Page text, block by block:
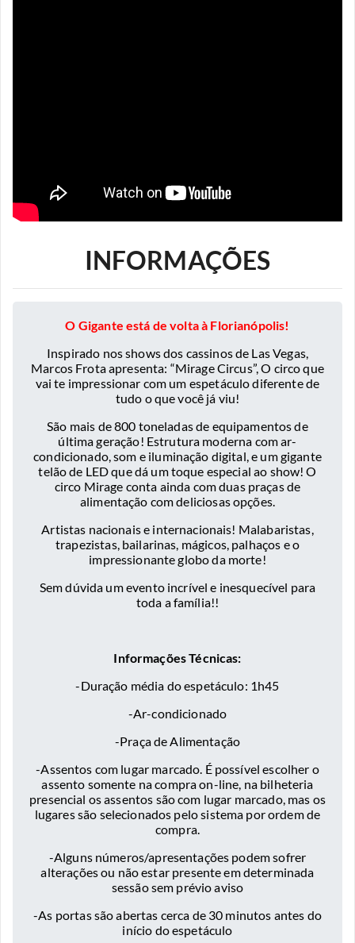
INFORMAÇÕES
O Gigante está de volta à Florianópolis!
Inspirado nos shows dos cassinos de Las Vegas,
Marcos Frota apresenta: “Mirage Circus”, O circo que
vai te impressionar com um espetáculo diferente de
tudo o que você já viu!
São mais de 800 toneladas de equipamentos de
última geração! Estrutura moderna com ar-
condicionado, som e iluminação digital, e um gigante
telão de LED que dá um toque especial ao show! O
circo Mirage conta ainda com duas praças de
alimentação com deliciosas opções.
Artistas nacionais e internacionais! Malabaristas,
trapezistas, bailarinas, mágicos, palhaços e o
impressionante globo da morte!
Sem dúvida um evento incrível e inesquecível para
toda a família!!
Informações Técnicas:
-Duração média do espetáculo: 1h45
-Ar-condicionado
-Praça de Alimentação
-Assentos com lugar marcado. É possível escolher o
assento somente na compra on-line, na bilheteria
presencial os assentos são com lugar marcado, mas os
lugares são selecionados pelo sistema por ordem de
compra.
-Alguns números/apresentações podem sofrer
alterações ou não estar presente em determinada
sessão sem prévio aviso
-As portas são abertas cerca de 30 minutos antes do
início do espetáculo